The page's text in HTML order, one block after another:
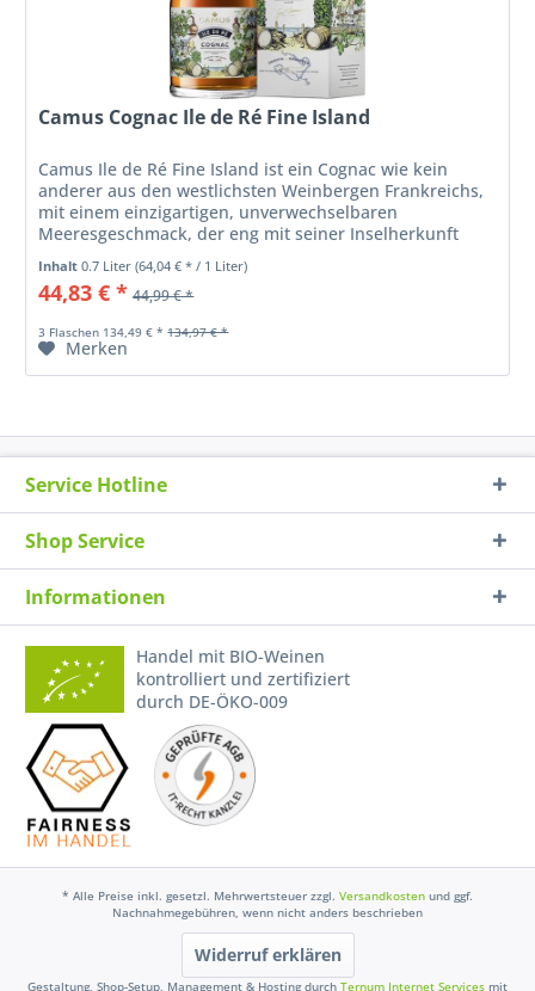
Camus Cognac Ile de Ré Fine Island
Camus Ile de Ré Fine Island ist ein Cognac wie kein
anderer aus den westlichsten Weinbergen Frankreichs,
mit einem einzigartigen, unverwechselbaren
Meeresgeschmack, der eng mit seiner Inselherkunft
verbunden ist. Die kalkhaltigen und...
Inhalt0.7 Liter(64,04 € * / 1 Liter)
44,83 € * 44,99 € *
3 Flaschen 134,49 € * 134,97 € *
Merken
Service Hotline
Shop Service
Informationen
Handel mit BIO-Weinen
kontrolliert und zertifiziert
durch DE-ÖKO-009
* Alle Preise inkl. gesetzl. Mehrwertsteuer zzgl. Versandkosten und ggf.
Nachnahmegebühren, wenn nicht anders beschrieben
Widerruf erklären
Gestaltung, Shop-Setup, Management & Hosting durch Ternum Internet Services mit